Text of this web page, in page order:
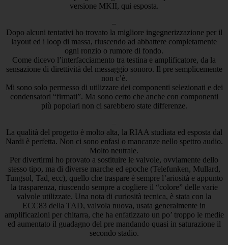
versione MKII, qui esposta.
–
Dopo alcuni tentativi ho trovato la migliore ingegnerizzazione per il
layout ed i loop di massa, riuscendo ad abbattere completamente
ogni ronzio o rumore di fondo.
Come dicevo l’interfacciamento tra testina e amplificatore, da la
sensazione di direttività del messaggio sonoro. Il pre semplicemente
non c’è.
Mi sono solo permesso di utilizzare dei componenti selezionati e dei
condensatori “firmati”. Ma sono certo che anche con componenti
più popolari non ci sarebbero state differenze.
–
La qualità del progetto è molto alta, la RIAA studiata ed esposta dal
Nardi è perfetta. Non ci sono enfasi o mancanze nello spettro audio.
Molto neutrale.
Per divertirmi ho provato a sostituire le valvole, ovviamente dello
stesso tipo, ma di diverse marche ed epoche (Telefunken, Mullard,
Tungsol, Tad, ecc), quello che traspare è sempre l’ariosità e appunto
la trasparenza, riuscendo sempre a cogliere il “colore” delle varie
valvole utilizzate. Una nota di curiosità tecnica, è stata con la
ECC83 della TAD, valvola nuova, usata generalmente in
amplificazioni per chitarra, che ha enfatizzato un po’ troppo le medie
ed aumentato il guadagno del pre mandando quasi in saturazione il
secondo stadio.